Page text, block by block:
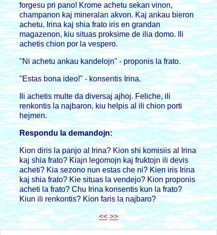
forgesu pri pano! Krome achetu sekan vinon,
champanon kaj mineralan akvon. Kaj ankau bieron
achetu. Irina kaj shia frato iris en grandan
magazenon, kiu situas proksime de ilia domo. Ili
achetis chion por la vespero.
"Ni achetu ankau kandelojn" - proponis la frato.
"Estas bona ideo!" - konsentis Irina.
Ili achetis multe da diversaj ajhoj. Feliche, ili
renkontis la najbaron, kiu helpis al ili chion porti
hejmen.
Respondu la demandojn:
Kion diris la panjo al Irina? Kion shi komisiis al Irina
kaj shia frato? Kiajn legomojn kaj fruktojn ili devis
acheti? Kia sezono nun estas che ni? Kien iris Irina
kaj shia frato? Kie situas la vendejo? Kion proponis
acheti la frato? Chu Irina konsentis kun la frato?
Kiun ili renkontis? Kion faris la najbaro?
<< >>